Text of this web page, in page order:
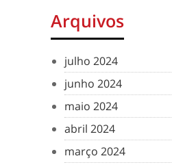
Arquivos
julho 2024
junho 2024
maio 2024
abril 2024
março 2024